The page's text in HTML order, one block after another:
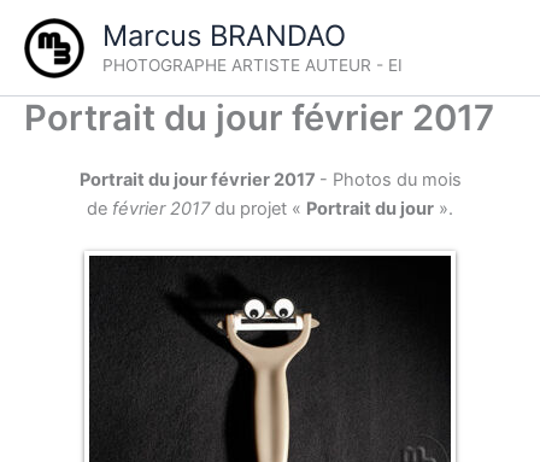
contenu
Marcus BRANDAO
PHOTOGRAPHE ARTISTE AUTEUR - EI
Portrait du jour février 2017
Portrait du jour février 2017 - Photos du mois
de février2017du projet « Portrait du jour ».